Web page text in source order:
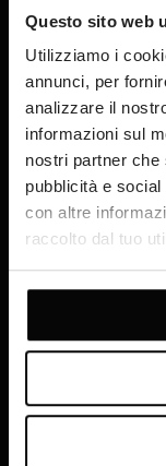
Questo sito web
Utilizziamo i
annunci, per
analizzare il
informazioni sul
nostri partner che
pubblicità e
con altre
raccolto dal tuo
Gastronomia
Spa &
Meeting &
Attività
Prenotazioni
Soggiorno
Šibenik
Amadria Park
Amadria Park
Amadria Park
Amadria Park
Amadria Park
Amadria Park